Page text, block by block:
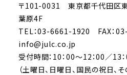
〒101-0031 東京都千代田区
葉原4F
TEL：03-6661-1920 FAX：
info@julc.co.jp
受付時間：10：00～12：00／13
（土曜日、日曜日、国民の祝日